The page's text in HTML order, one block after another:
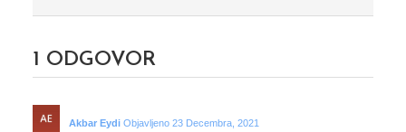
1 ODGOVOR
Akbar Eydi Objavljeno 23 Decembra, 2021